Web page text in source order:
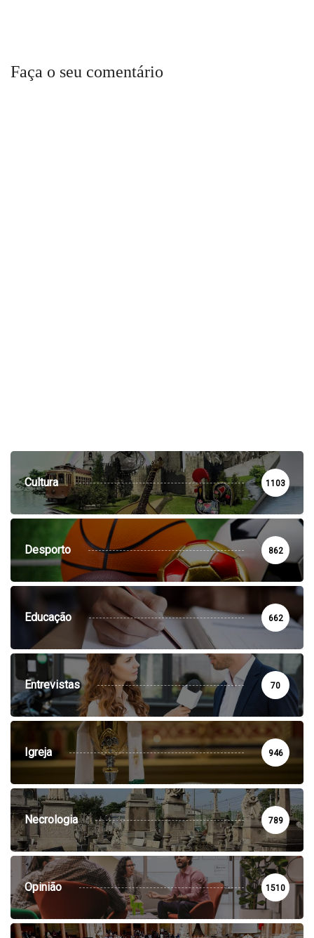
Faça o seu comentário
Cultura 1103
Desporto 862
Educação 662
Entrevistas 70
Igreja 946
Necrologia 789
Opinião 1510